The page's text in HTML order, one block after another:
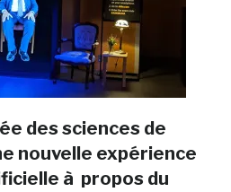
des sciences de
nouvelle expérience
à propos du